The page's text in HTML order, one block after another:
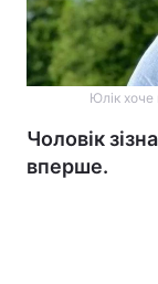
Юлік
Чоловік
вперше.